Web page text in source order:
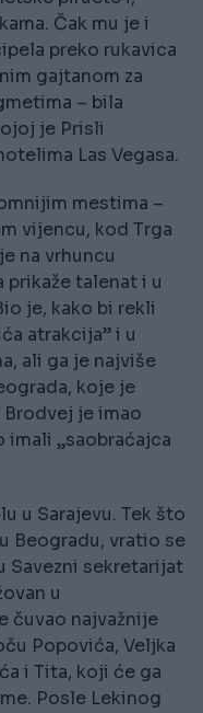
Čak mu je i
preko rukavica
gajtanom za
– bila
je Prisli
Las Vegasa.
mestima –
vijencu, kod Trga
na vrhuncu
prikaže talenat i u
je, kako bi rekli
atrakcija” i u
ali ga je najviše
koje je
je imao
imali „saobraćajca
u Sarajevu. Tek što
Beogradu, vratio se
Savezni sekretarijat
u
čuvao najvažnije
Popovića, Veljka
i Tita, koji će ga
Posle Lekinog